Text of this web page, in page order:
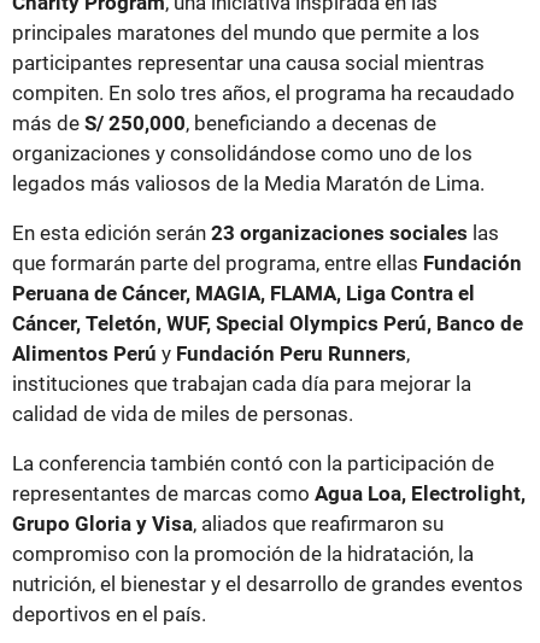
principales maratones del mundo que permite a los
participantes representar una causa social mientras
compiten. En solo tres años, el programa ha recaudado
más de S/ 250,000, beneficiando a decenas de
organizaciones y consolidándose como uno de los
legados más valiosos de la Media Maratón de Lima.
En esta edición serán 23 organizaciones sociales las
que formarán parte del programa, entre ellas Fundación
Peruana de Cáncer, MAGIA, FLAMA, Liga Contra el
Cáncer, Teletón, WUF, Special Olympics Perú, Banco de
Alimentos Perú y Fundación Peru Runners,
instituciones que trabajan cada día para mejorar la
calidad de vida de miles de personas.
La conferencia también contó con la participación de
representantes de marcas como Agua Loa, Electrolight,
Grupo Gloria y Visa, aliados que reafirmaron su
compromiso con la promoción de la hidratación, la
nutrición, el bienestar y el desarrollo de grandes eventos
deportivos en el país.